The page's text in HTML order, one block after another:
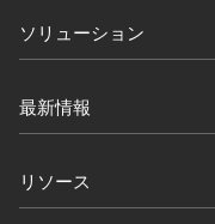
ソリューション
最新情報
リソース